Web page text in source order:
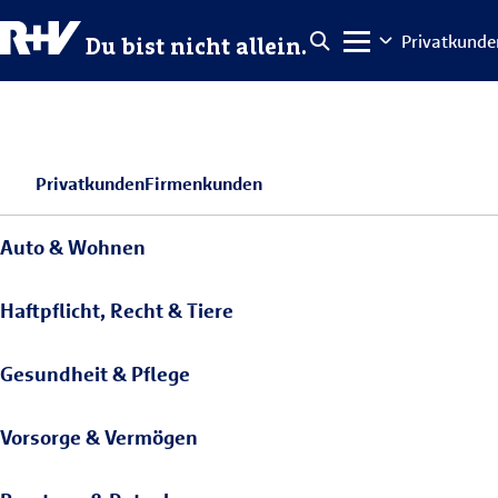
Du bist nicht allein.
PrivatkundenFirmenkunden
Auto & Wohnen
Haftpflicht, Recht & Tiere
Gesundheit & Pflege
Vorsorge & Vermögen